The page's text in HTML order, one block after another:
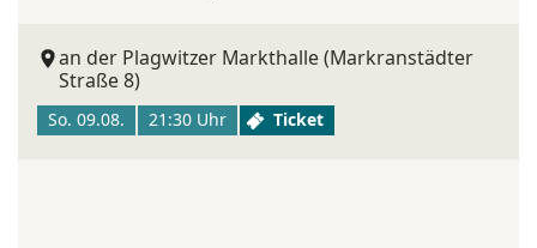
an der Plagwitzer Markthalle (Markranstädter
Straße 8)
So. 09.08. 21:30 Uhr Ticket